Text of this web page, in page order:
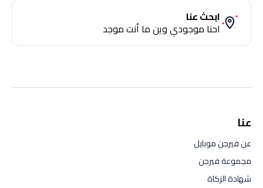
ابحث عنا
احنا موجودي وين ما أنت موجد
عنا
عن فيرجن موبايل
مجموعة فيرجن
شهادة الزكاة